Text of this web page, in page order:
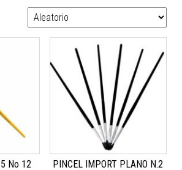
No 12
PINCEL IMPORT PLANO N.2